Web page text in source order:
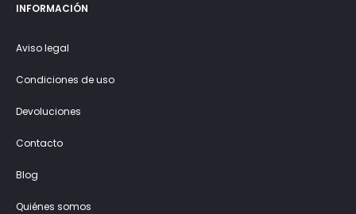
INFORMACIÓN
Aviso legal
Condiciones de uso
Devoluciones
Contacto
Blog
Quiénes somos